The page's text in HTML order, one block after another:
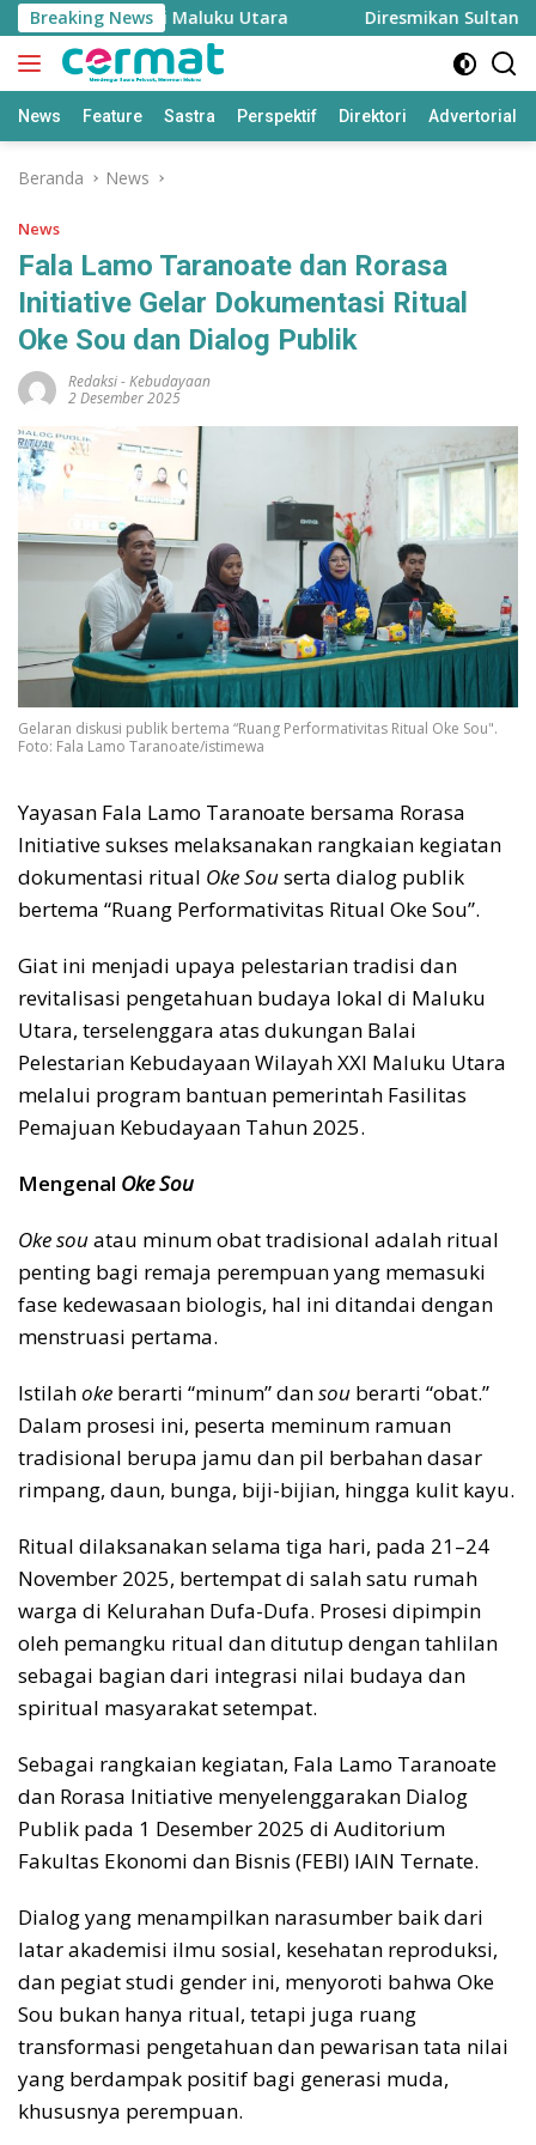
Langsung
ke
konten
Breaking News
Inflasi Maluku Utara Diresmikan Sultan
News Feature Sastra Perspektif Direktori Advertorial
Beranda News
News
Fala Lamo Taranoate dan Rorasa
Initiative Gelar Dokumentasi Ritual
Oke Sou dan Dialog Publik
Redaksi-Kebudayaan
2 Desember 2025
Gelaran diskusi publik bertema “Ruang Performativitas Ritual Oke Sou".
Foto: Fala Lamo Taranoate/istimewa
Yayasan Fala Lamo Taranoate bersama Rorasa
Initiative sukses melaksanakan rangkaian kegiatan
dokumentasi ritual Oke Souserta dialog publik
bertema “Ruang Performativitas Ritual Oke Sou”.
Giat ini menjadi upaya pelestarian tradisi dan
revitalisasi pengetahuan budaya lokal di Maluku
Utara, terselenggara atas dukungan Balai
Pelestarian Kebudayaan Wilayah XXI Maluku Utara
melalui program bantuan pemerintah Fasilitas
Pemajuan Kebudayaan Tahun 2025.
Mengenal Oke Sou
Oke souatau minum obat tradisional adalah ritual
penting bagi remaja perempuan yang memasuki
fase kedewasaan biologis, hal ini ditandai dengan
menstruasi pertama.
Istilahoke berarti “minum” dansou berarti “obat.”
Dalam prosesi ini, peserta meminum ramuan
tradisional berupa jamu dan pil berbahan dasar
rimpang, daun, bunga, biji-bijian, hingga kulit kayu.
Ritual dilaksanakan selama tiga hari, pada 21–24
November 2025, bertempat di salah satu rumah
warga di Kelurahan Dufa-Dufa. Prosesi dipimpin
oleh pemangku ritual dan ditutup dengan tahlilan
sebagai bagian dari integrasi nilai budaya dan
spiritual masyarakat setempat.
Sebagai rangkaian kegiatan, Fala Lamo Taranoate
dan Rorasa Initiative menyelenggarakan Dialog
Publik pada 1 Desember 2025 di Auditorium
Fakultas Ekonomi dan Bisnis (FEBI) IAIN Ternate.
Dialog yang menampilkan narasumber baik dari
latar akademisi ilmu sosial, kesehatan reproduksi,
dan pegiat studi gender ini, menyoroti bahwa Oke
Sou bukan hanya ritual, tetapi juga ruang
transformasi pengetahuan dan pewarisan tata nilai
yang berdampak positif bagi generasi muda,
khususnya perempuan.